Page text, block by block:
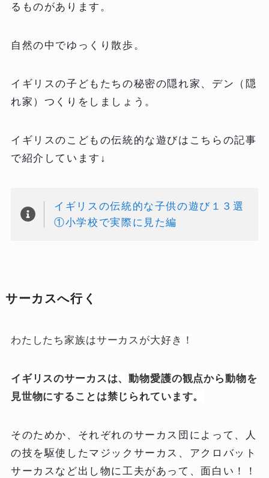
るものがあります。
自然の中でゆっくり散歩。
イギリスの子どもたちの秘密の隠れ家、デン（隠
れ家）つくりをしましょう。
イギリスのこどもの伝統的な遊びはこちらの記事
で紹介しています↓
イギリスの伝統的な子供の遊び１３選
①小学校で実際に見た編
サーカスへ行く
わたしたち家族はサーカスが大好き！
イギリスのサーカスは、動物愛護の観点から動物を
見世物にすることは禁じられています。
そのためか、それぞれのサーカス団によって、人
の技を駆使したマジックサーカス、アクロバット
サーカスなど出し物に工夫があって、面白い！！